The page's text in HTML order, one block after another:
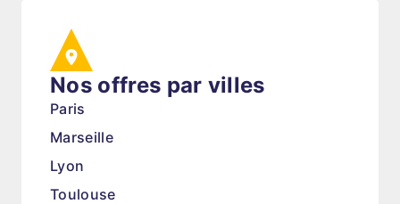
Nos offres par villes
Paris
Marseille
Lyon
Toulouse